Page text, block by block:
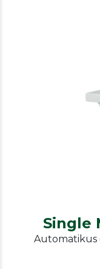
Single
Automatikus